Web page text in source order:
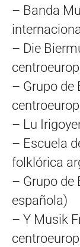
– Banda
– Die
– Grupo de
– Lu
– Escuela
folklórica
– Grupo de
española)
– Y Musik